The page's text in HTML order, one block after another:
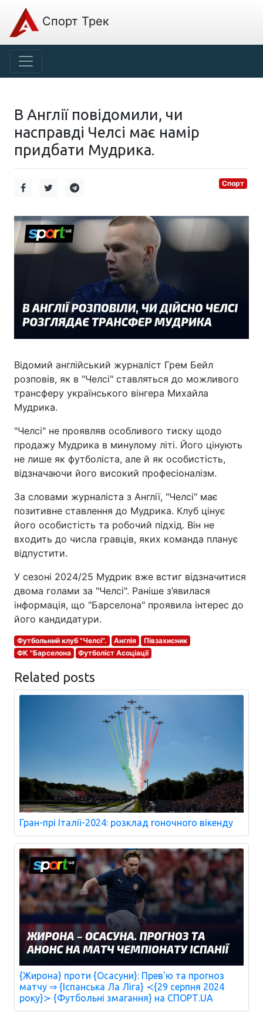
Спорт Трек
В Англії повідомили, чи
насправді Челсі має намір
придбати Мудрика.
Спорт
Відомий англійський журналіст Грем Бейл
розповів, як в "Челсі" ставляться до можливого
трансферу українського вінгера Михайла
Мудрика.
"Челсі" не проявляв особливого тиску щодо
продажу Мудрика в минулому літі. Його цінують
не лише як футболіста, але й як особистість,
відзначаючи його високий професіоналізм.
За словами журналіста з Англії, "Челсі" має
позитивне ставлення до Мудрика. Клуб цінує
його особистість та робочий підхід. Він не
входить до числа гравців, яких команда планує
відпустити.
У сезоні 2024/25 Мудрик вже встиг відзначитися
двома голами за "Челсі". Раніше з’явилася
інформація, що "Барселона" проявила інтерес до
його кандидатури.
Футбольний клуб "Челсі". Англія
Півзахисник
ФК "Барселона
Футболіст Асоціації
Related posts
Гран-прі Італії-2024: розклад гоночного вікенду
{Жирона} проти {Осасуни}: Прев'ю та прогноз
матчу ⇒ {Іспанська Ла Ліга} ≺{29 серпня 2024
року}≻ {Футбольні змагання} на СПОРТ.UA